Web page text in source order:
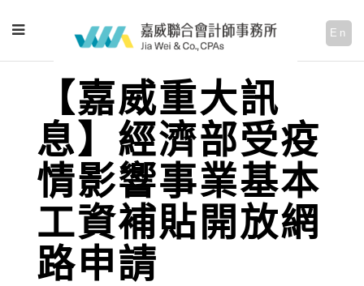
En
【嘉威重大訊
息】經濟部受疫
情影響事業基本
工資補貼開放網
路申請